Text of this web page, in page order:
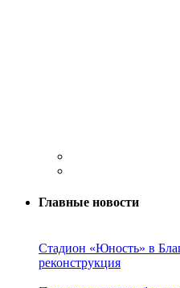
Главные новости
Стадион «Юность» в
реконструкция